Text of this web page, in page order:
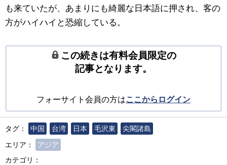
も来ていたが、あまりにも綺麗な日本語に押され、客の
方がハイハイと恐縮している。
この続きは有料会員限定の
記事となります。
フォーサイト会員の方はここからログイン
タグ： 中国 台湾 日本 毛沢東
尖閣諸島
エリア：
アジア
カテゴリ：